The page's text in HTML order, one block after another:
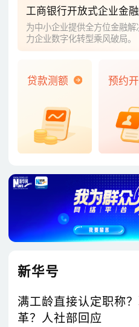
工商银行开放式企业金
为中小企业提供全方位金融
力企业数字化转型乘风破局。
贷款测额 预约
新华号
满工龄直接认定职称
革？人社部回应